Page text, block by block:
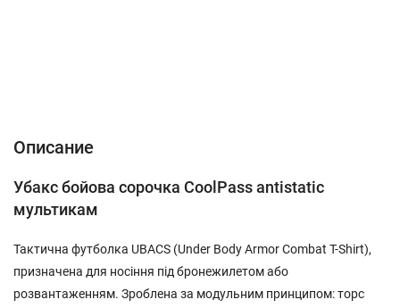
Описание
Убакс бойова сорочка CoolPass antistatic
мультикам
Тактична футболка UBACS (Under Body Armor Combat T-Shirt),
призначена для носіння під бронежилетом або
розвантаженням. Зроблена за модульним принципом: торс